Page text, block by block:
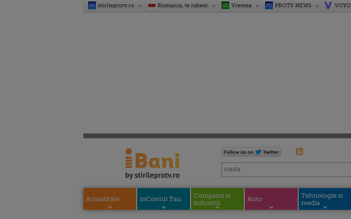
stirileprotv.ro Romania, te iubesc Vremea PROTV NEWS VOYO
Actualitate inContul Tau
Companii si
industrii
Auto
Tehnologie si
media